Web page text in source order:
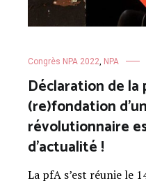
Congrès NPA 2022 NPA
Déclaration de la
(re)fondation
révolutionnaire
d’actualité !
La pfA s’est réunie le